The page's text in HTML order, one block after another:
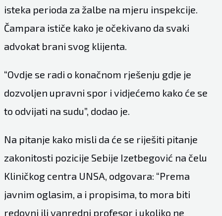
isteka perioda za žalbe na mjeru inspekcije.
Čampara ističe kako je očekivano da svaki
advokat brani svog klijenta.
“Ovdje se radi o konačnom rješenju gdje je
dozvoljen upravni spor i vidjećemo kako će se
to odvijati na sudu”, dodao je.
Na pitanje kako misli da će se riješiti pitanje
zakonitosti pozicije Sebije Izetbegović na čelu
Kliničkog centra UNSA, odgovara: “Prema
javnim oglasim, a i propisima, to mora biti
redovni ili vanredni profesor i ukoliko ne